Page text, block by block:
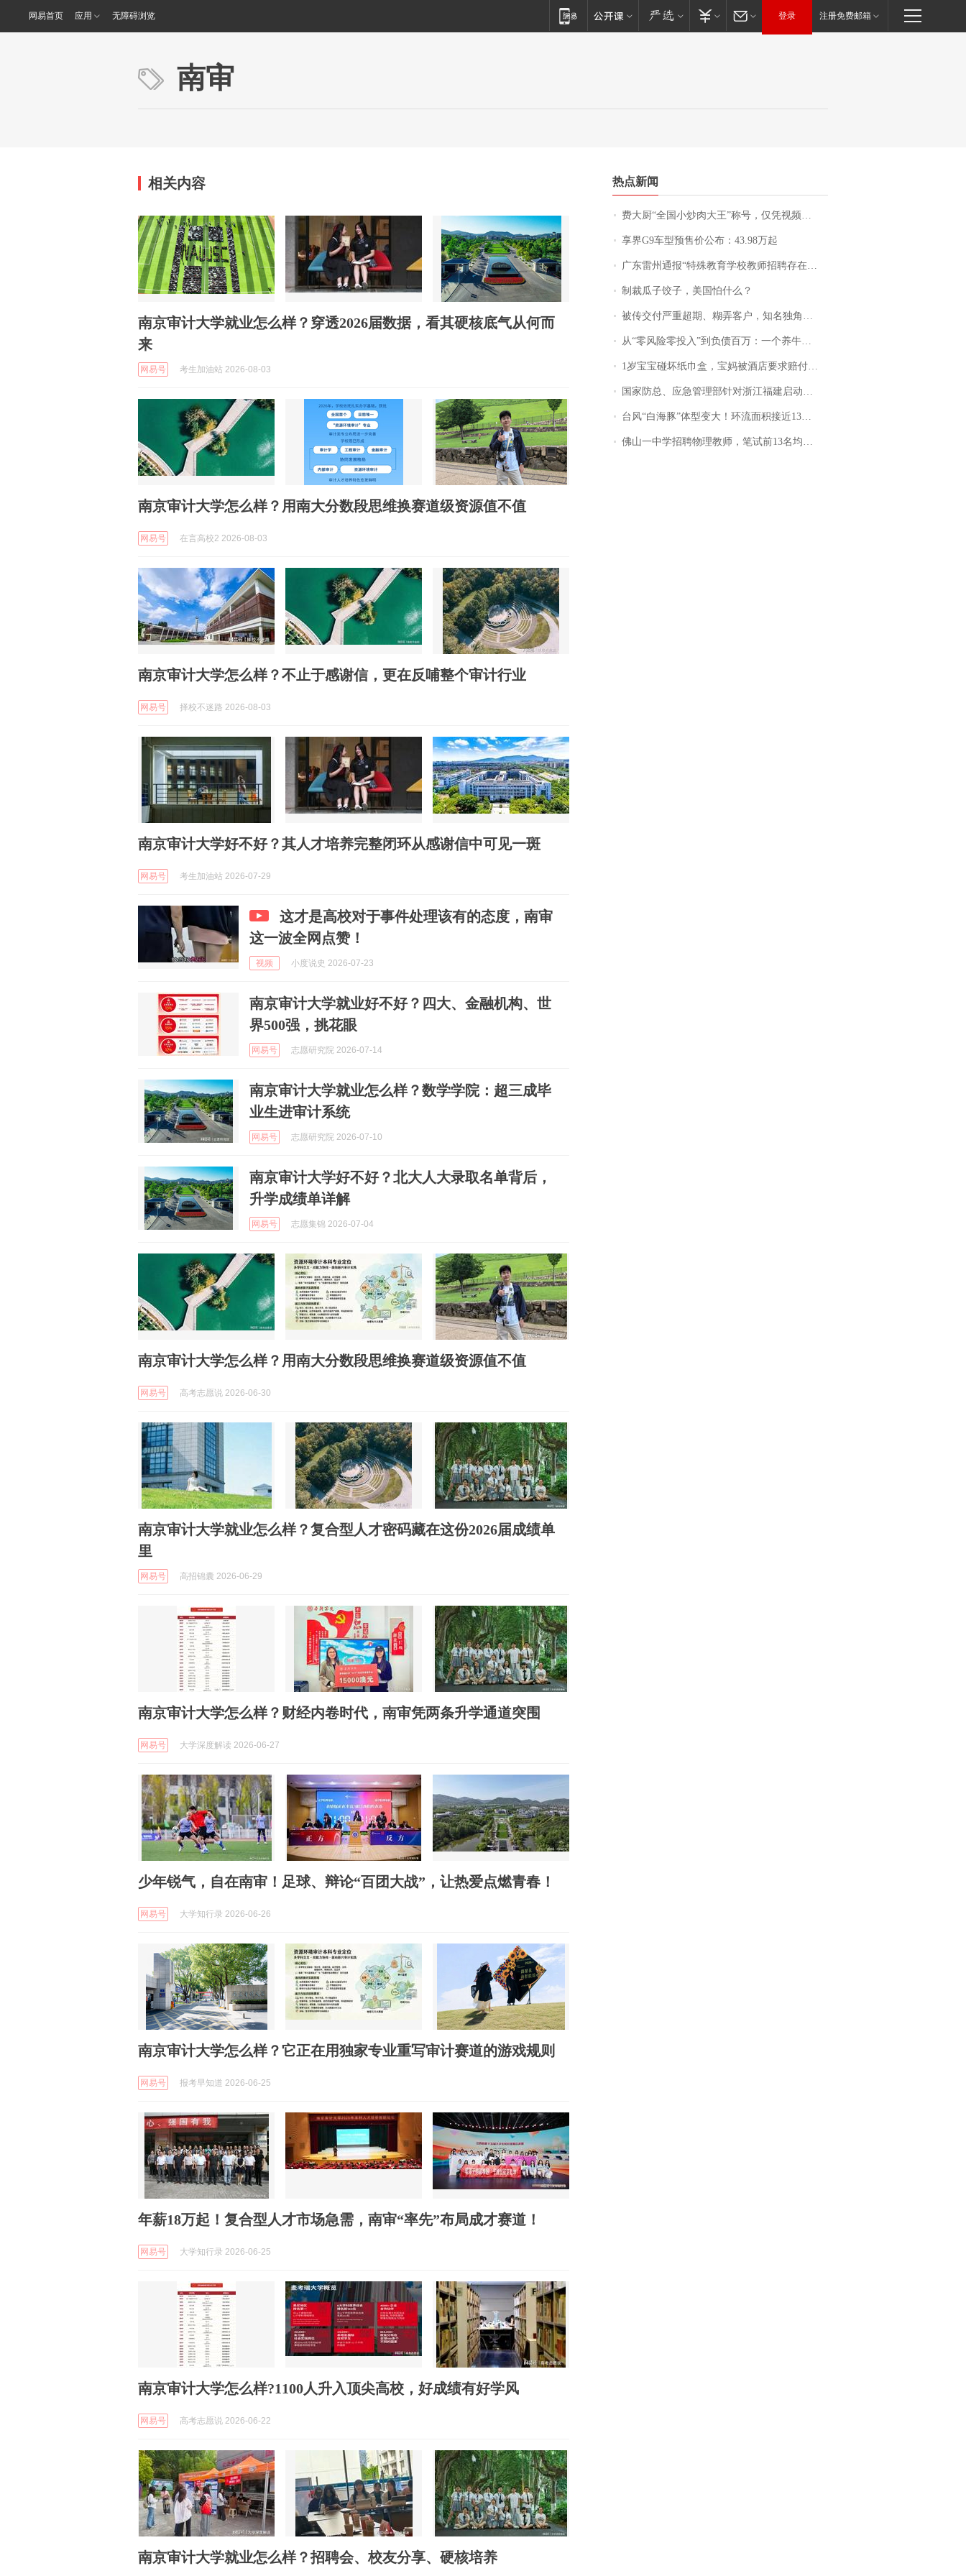
网易首页 应用 无障碍浏览 登录 注册免费邮箱
南审
相关内容
南京审计大学就业怎么样？穿透2026届数据，看其硬核底气从何而
来
网易号 考生加油站 2026-08-03
南京审计大学怎么样？用南大分数段思维换赛道级资源值不值
网易号 在言高校2 2026-08-03
南京审计大学怎么样？不止于感谢信，更在反哺整个审计行业
网易号 择校不迷路 2026-08-03
南京审计大学好不好？其人才培养完整闭环从感谢信中可见一斑
网易号 考生加油站 2026-07-29
这才是高校对于事件处理该有的态度，南审
这一波全网点赞！
视频 小度说史 2026-07-23
南京审计大学就业好不好？四大、金融机构、世
界500强，挑花眼
网易号 志愿研究院 2026-07-14
南京审计大学就业怎么样？数学学院：超三成毕
业生进审计系统
网易号 志愿研究院 2026-07-10
南京审计大学好不好？北大人大录取名单背后，
升学成绩单详解
网易号 志愿集锦 2026-07-04
南京审计大学怎么样？用南大分数段思维换赛道级资源值不值
网易号 高考志愿说 2026-06-30
南京审计大学就业怎么样？复合型人才密码藏在这份2026届成绩单
里
网易号 高招锦囊 2026-06-29
南京审计大学怎么样？财经内卷时代，南审凭两条升学通道突围
网易号 大学深度解读 2026-06-27
少年锐气，自在南审！足球、辩论“百团大战”，让热爱点燃青春！
网易号 大学知行录 2026-06-26
南京审计大学怎么样？它正在用独家专业重写审计赛道的游戏规则
网易号 报考早知道 2026-06-25
年薪18万起！复合型人才市场急需，南审“率先”布局成才赛道！
网易号 大学知行录 2026-06-25
南京审计大学怎么样?1100人升入顶尖高校，好成绩有好学风
网易号 高考志愿说 2026-06-22
南京审计大学就业怎么样？招聘会、校友分享、硬核培养
热点新闻
费大厨“全国小炒肉大王”称号，仅凭视频评出？中国烹饪协会回应
享界G9车型预售价公布：43.98万起
广东雷州通报“特殊教育学校教师招聘存在违规行为”：已启动问责程序 副校长被停职
制裁瓜子饺子，美国怕什么？
被传交付严重超期、糊弄客户，知名独角兽车企创始人回应：都没证据，将依法采取措施，“本人长期与美国交管局保持沟通，对方表示肯定”
从“零风险零投入”到负债百万：一个养牛项目崩盘后，谁该为农户的贷款买单丨红星调查
1岁宝宝碰坏纸巾盒，宝妈被酒店要求赔付924元！三亚一酒店回复：骨瓷定制！网友一查价格，吵翻了
国家防总、应急管理部针对浙江福建启动防汛防台风四级应急响应
台风“白海豚”体型变大！环流面积接近13个浙江那么大
佛山一中学招聘物理教师，笔试前13名均遭淘汰？教育局：已叫停招聘，成立调查组全面核查